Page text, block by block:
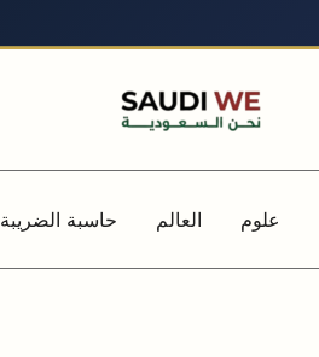
علوم العالم حاسبة الضريبة